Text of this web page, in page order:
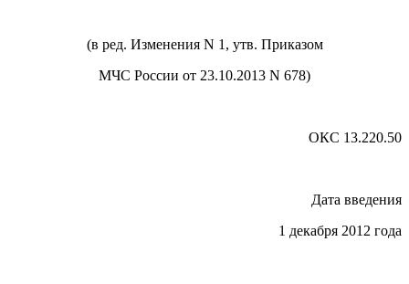
(в ред. Изменения N 1, утв. Приказом
МЧС России от 23.10.2013 N 678)
ОКС 13.220.50
Дата введения
1 декабря 2012 года